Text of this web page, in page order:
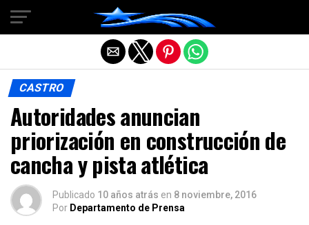
CASTRO
Autoridades anuncian
priorización en construcción de
cancha y pista atlética
Publicado 10 años atrás en 8 noviembre, 2016
Por Departamento de Prensa
Salir de la versión móvil